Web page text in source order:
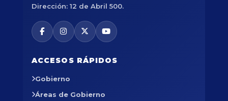
Dirección: 12 de Abril 500.
ACCESOS RÁPIDOS
Gobierno
Áreas de Gobierno